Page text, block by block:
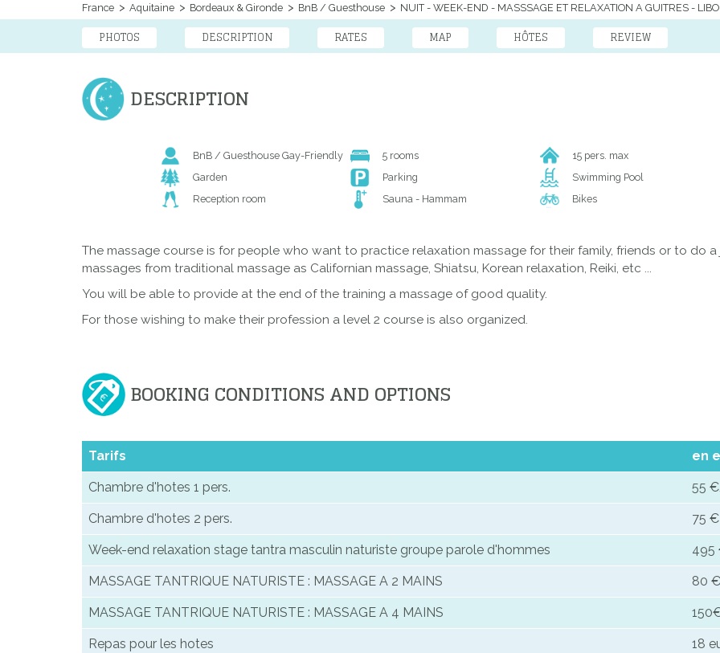
France Aquitaine Bordeaux & Gironde BnB / Guesthouse NUIT - WEEK-END - MASSSAGE ET RELAXATION A GUITRES -
PHOTOS DESCRIPTION RATES MAP HÔTES REVIEW
DESCRIPTION
BnB / Guesthouse Gay-Friendly 5 rooms
15 pers. max
Garden
Parking
Swimming Pool
Reception room
Sauna - Hammam Bikes
The massage course is for people who want to practice relaxation massage for their family, friends or to do
massages from traditional massage as Californian massage, Shiatsu, Korean relaxation, Reiki, etc ...
You will be able to provide at the end of the training a massage of good quality.
For those wishing to make their profession a level 2 course is also organized.
BOOKING CONDITIONS AND OPTIONS
Tarifs en
Chambre d'hotes 1 pers. 55
Chambre d'hotes 2 pers. 75
Week-end relaxation stage tantra masculin naturiste groupe parole d'hommes 495
MASSAGE TANTRIQUE NATURISTE : MASSAGE A 2 MAINS 80 €
MASSAGE TANTRIQUE NATURISTE : MASSAGE A 4 MAINS
Repas pour les hotes 18